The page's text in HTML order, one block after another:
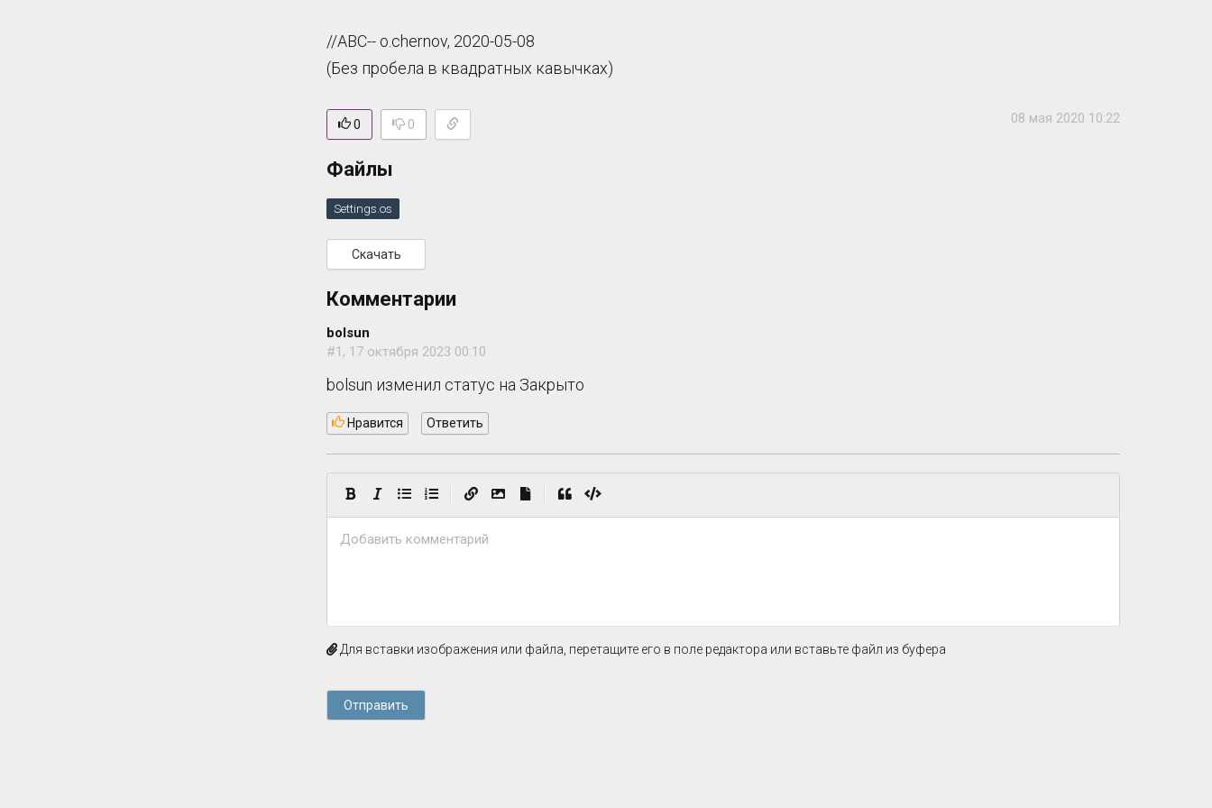
//ABC-- o.chernov, 2020-05-08
(Без пробела в квадратных кавычках)
0 0 08 мая 2020 10:22
Файлы
Settings.os
Скачать
Комментарии
bolsun
#1, 17 октября 2023 00:10
bolsun изменил статус на Закрыто
Нравится Ответить
Добавить комментарий
Для вставки изображения или файла, перетащите его в поле редактора или вставьте файл из буфера